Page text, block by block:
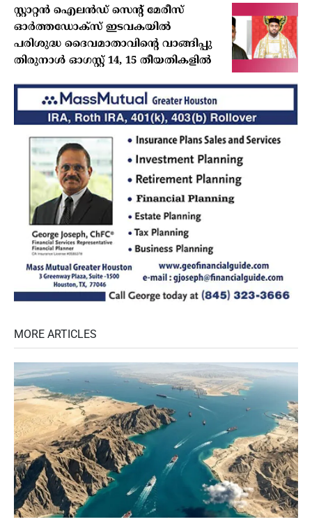
സ്റ്റാറ്റന്‍ ഐലന്‍ഡ് സെന്റ് മേരീസ്
ഓര്‍ത്തഡോക്‌സ് ഇടവകയില്‍
പരിശുദ്ധ ദൈവമാതാവിന്റെ വാങ്ങിപ്പു
തിരുനാള്‍ ഓഗസ്റ്റ് 14, 15 തീയതികളില്‍
MORE ARTICLES